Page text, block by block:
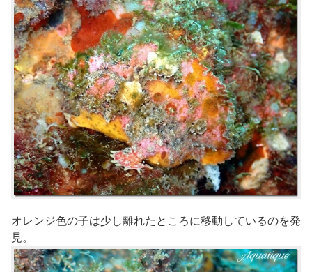
オレンジ色の子は少し離れたところに移動しているのを発
見。